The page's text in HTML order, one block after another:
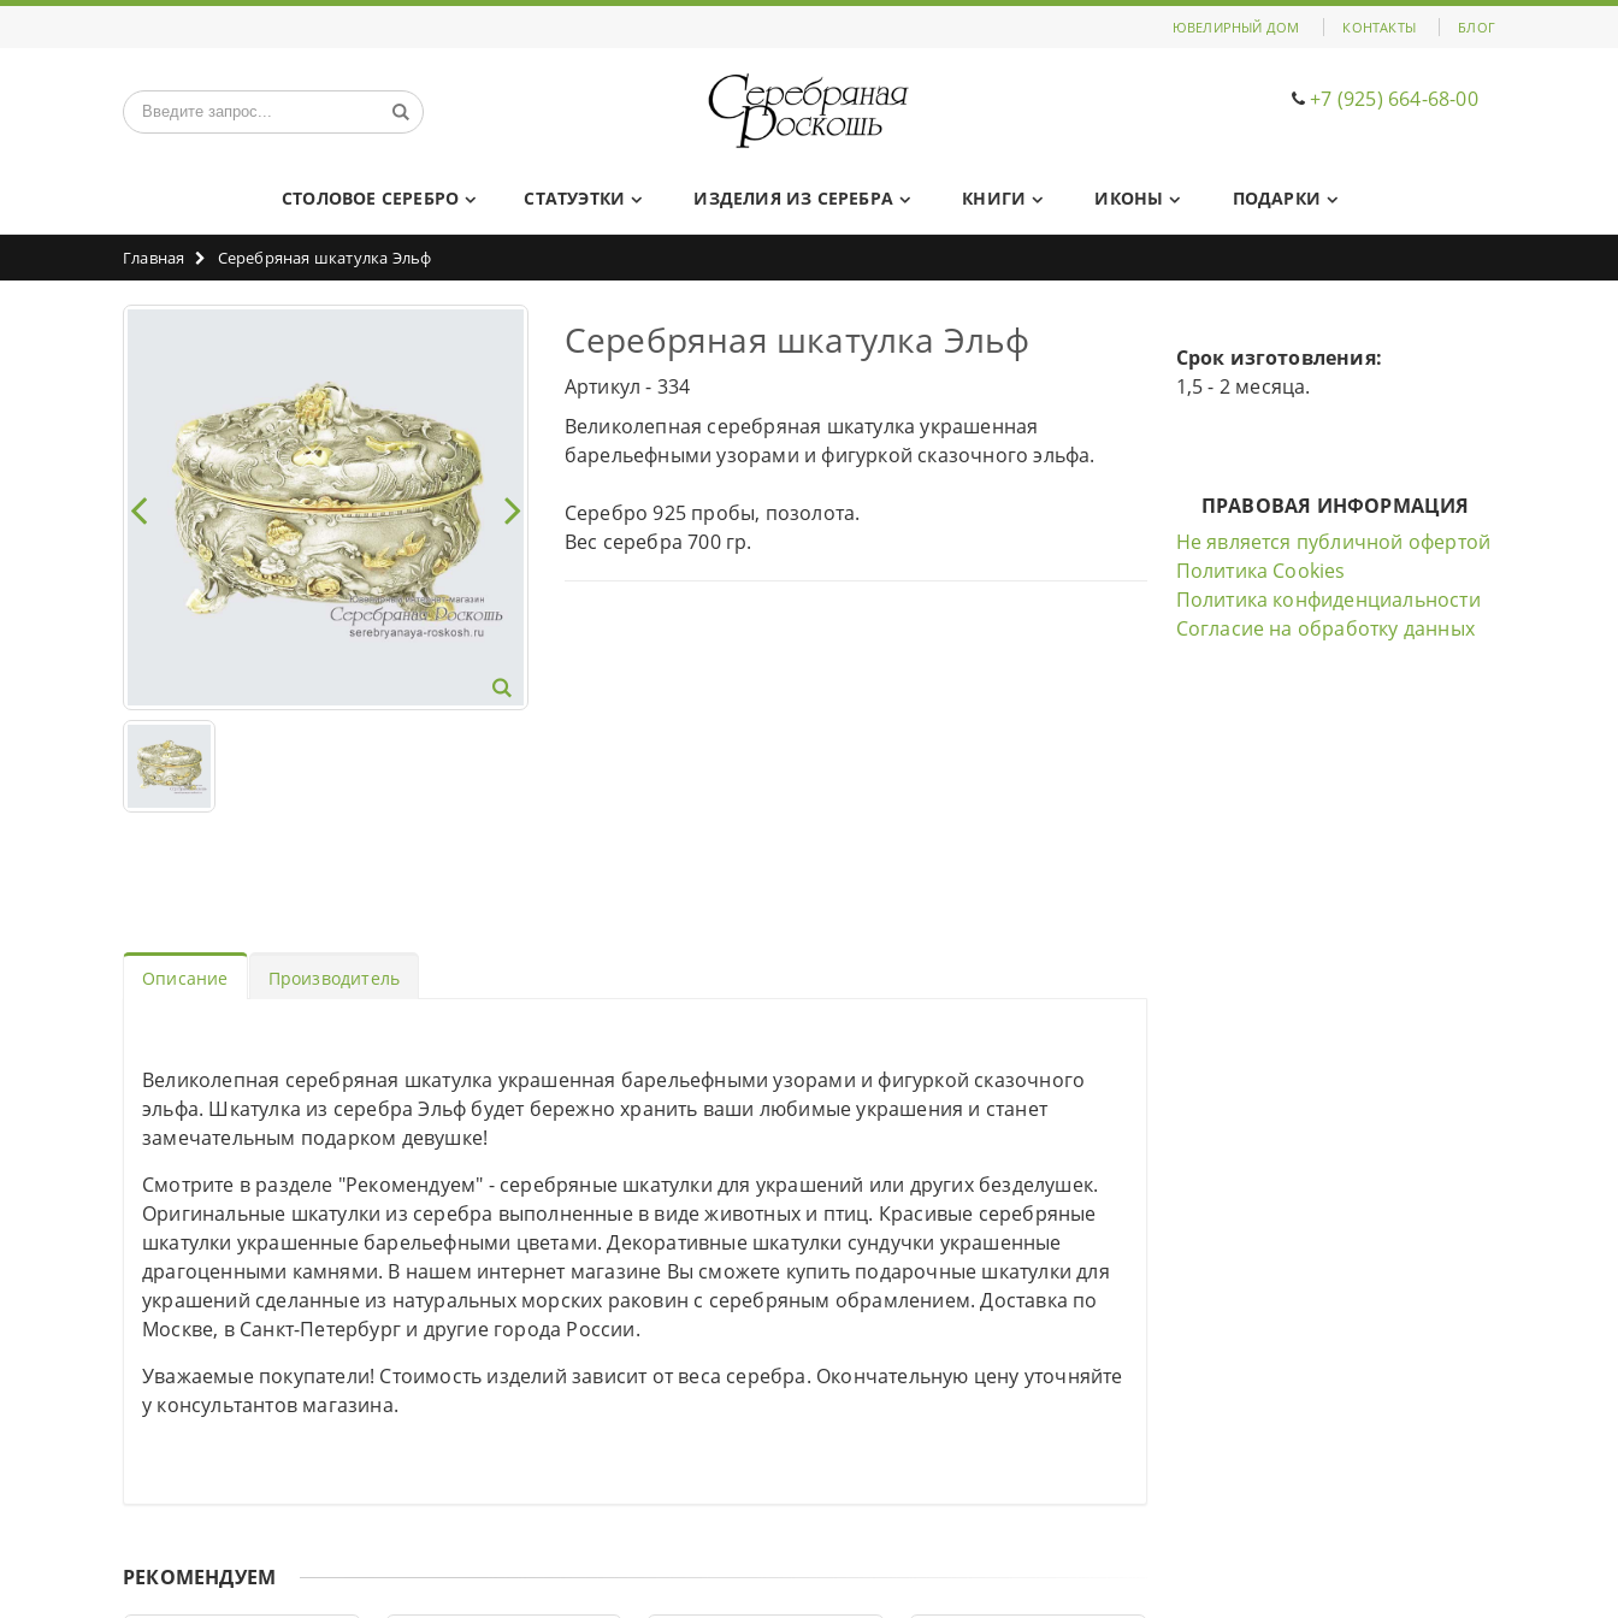
КОНТАКТЫ БЛОГ
ЮВЕЛИРНЫЙ ДОМ
+7 (925) 664-68-00
СТОЛОВОЕ СЕРЕБРО СТАТУЭТКИ ИЗДЕЛИЯ ИЗ СЕРЕБРА КНИГИ ИКОНЫ ПОДАРКИ
Главная Серебряная шкатулка Эльф
Серебряная шкатулка Эльф
Артикул - 334
Великолепная серебряная шкатулка украшенная
барельефными узорами и фигуркой сказочного эльфа.
Серебро 925 пробы, позолота.
Вес серебра 700 гр.
Описание Производитель
Великолепная серебряная шкатулка украшенная барельефными узорами и фигуркой сказочного
эльфа. Шкатулка из серебра Эльф будет бережно хранить ваши любимые украшения и станет
замечательным подарком девушке!
Смотрите в разделе "Рекомендуем" - серебряные шкатулки для украшений или других безделушек.
Оригинальные шкатулки из серебра выполненные в виде животных и птиц. Красивые серебряные
шкатулки украшенные барельефными цветами. Декоративные шкатулки сундучки украшенные
драгоценными камнями. В нашем интернет магазине Вы сможете купить подарочные шкатулки для
украшений сделанные из натуральных морских раковин с серебряным обрамлением. Доставка по
Москве, в Санкт-Петербург и другие города России.
Уважаемые покупатели! Стоимость изделий зависит от веса серебра. Окончательную цену уточняйте
у консультантов магазина.
РЕКОМЕНДУЕМ
Срок изготовления:
1,5 - 2 месяца.
ПРАВОВАЯ ИНФОРМАЦИЯ
Не является публичной офертой
Политика Cookies
Политика конфиденциальности
Согласие на обработку данных